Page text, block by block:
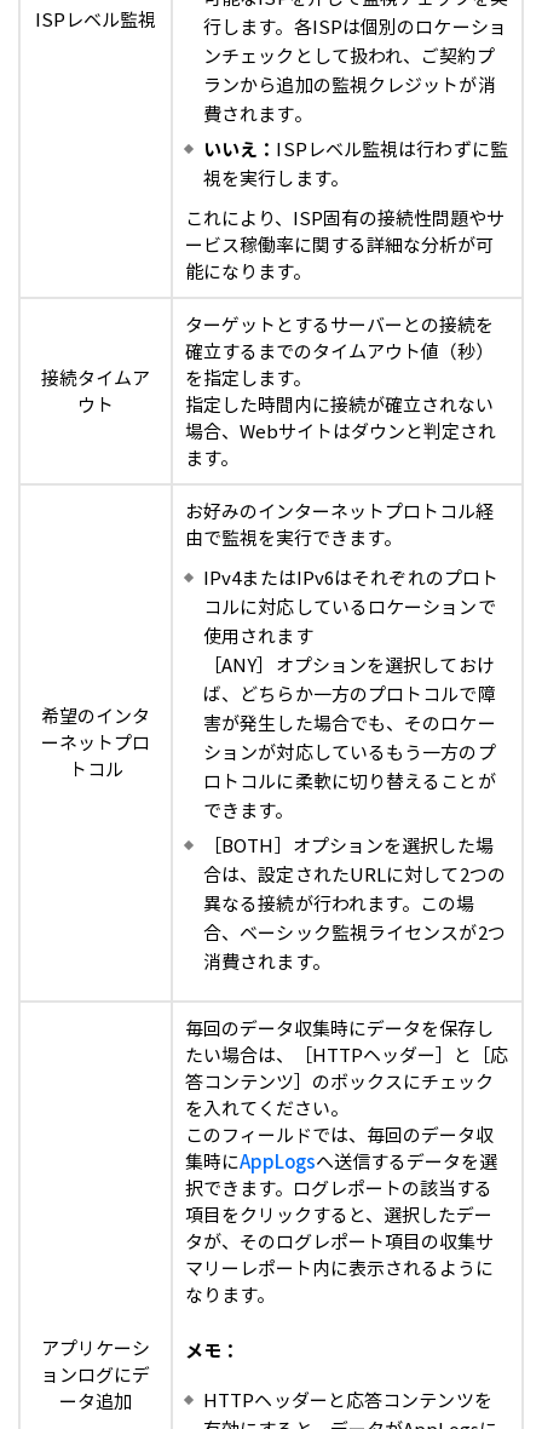
ISPレベル監視
行します。各ISPは個別のロケーショ
ンチェックとして扱われ、ご契約プ
ランから追加の監視クレジットが消
費されます。
いいえ： ISPレベル監視は行わずに監
視を実行します。
これにより、ISP固有の接続性問題やサ
ービス稼働率に関する詳細な分析が可
能になります。
接続タイムア
ウト
ターゲットとするサーバーとの接続を
確立するまでのタイムアウト値（秒）
を指定します。
指定した時間内に接続が確立されない
場合、Webサイトはダウンと判定され
ます。
希望のインタ
ーネットプロ
トコル
お好みのインターネットプロトコル経
由で監視を実行できます。
IPv4またはIPv6はそれぞれのプロト
コルに対応しているロケーションで
使用されます
［ANY］オプションを選択しておけ
ば、どちらか一方のプロトコルで障
害が発生した場合でも、そのロケー
ションが対応しているもう一方のプ
ロトコルに柔軟に切り替えることが
できます。
［BOTH］オプションを選択した場
合は、設定されたURLに対して2つの
異なる接続が行われます。この場
合、ベーシック監視ライセンスが2つ
消費されます。
アプリケーシ
ョンログにデ
ータ追加
毎回のデータ収集時にデータを保存し
たい場合は、［HTTPヘッダー］と［応
答コンテンツ］のボックスにチェック
を入れてください。
このフィールドでは、毎回のデータ収
集時にAppLogsへ送信するデータを選
択できます。ログレポートの該当する
項目をクリックすると、選択したデー
タが、そのログレポート項目の収集サ
マリーレポート内に表示されるように
なります。
メモ：
HTTPヘッダーと応答コンテンツを